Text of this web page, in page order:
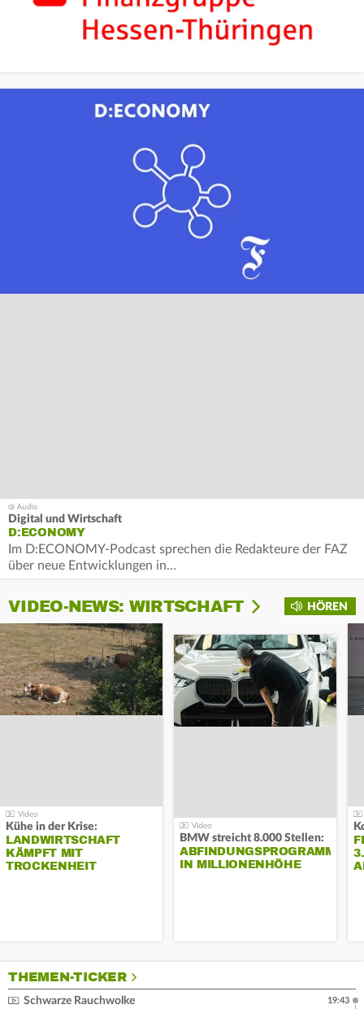
Digital und Wirtschaft
D:ECONOMY
Im D:ECONOMY-Podcast sprechen die Redakteure der FAZ
über neue Entwicklungen in…
HÖREN
VIDEO-NEWS: WIRTSCHAFT
Kühe in der Krise:
LANDWIRTSCHAFT
KÄMPFT MIT
TROCKENHEIT
BMW streicht 8.000 Stellen:
ABFINDUNGSPROGRAMM
IN MILLIONENHÖHE
THEMEN-TICKER
Schwarze Rauchwolke
19:43